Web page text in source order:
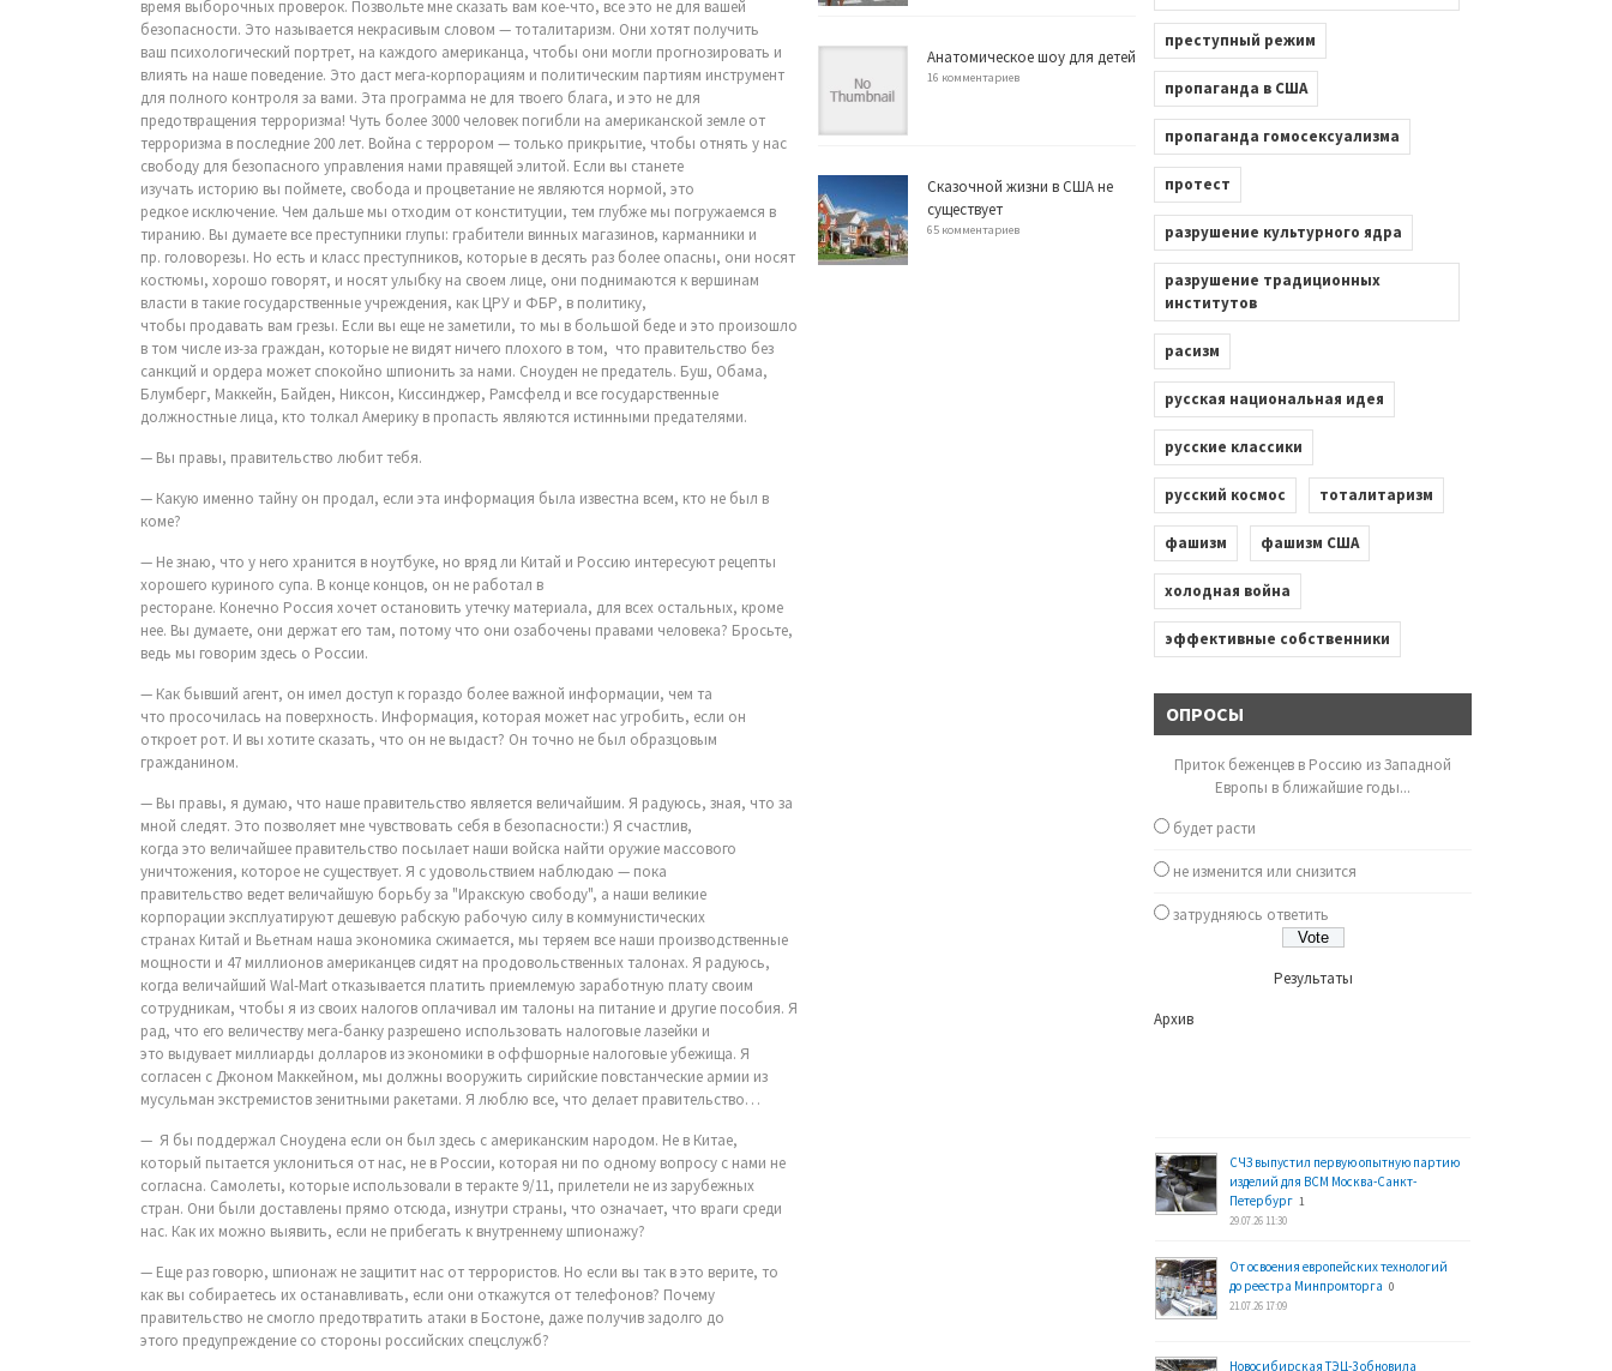
время выборочных проверок. Позвольте мне сказать вам кое-что, все это не для вашей
безопасности. Это называется некрасивым словом — тоталитаризм. Они хотят получить
ваш психологический портрет, на каждого американца, чтобы они могли прогнозировать и
влиять на наше поведение. Это даст мега-корпорациям и политическим партиям инструмент
для полного контроля за вами. Эта программа не для твоего блага, и это не для
предотвращения терроризма! Чуть более 3000 человек погибли на американской земле от
терроризма в последние 200 лет. Война с террором — только прикрытие, чтобы отнять у нас
свободу для безопасного управления нами правящей элитой. Если вы станете
изучать историю вы поймете, свобода и процветание не являются нормой, это
редкое исключение. Чем дальше мы отходим от конституции, тем глубже мы погружаемся в
тиранию. Вы думаете все преступники глупы: грабители винных магазинов, карманники и
пр. головорезы. Но есть и класс преступников, которые в десять раз более опасны, они носят
костюмы, хорошо говорят, и носят улыбку на своем лице, они поднимаются к вершинам
власти в такие государственные учреждения, как ЦРУ и ФБР, в политику,
чтобы продавать вам грезы. Если вы еще не заметили, то мы в большой беде и это произошло
в том числе из-за граждан, которые не видят ничего плохого в том, что правительство без
санкций и ордера может спокойно шпионить за нами. Сноуден не предатель. Буш, Обама,
Блумберг, Маккейн, Байден, Никсон, Киссинджер, Рамсфелд и все государственные
должностные лица, кто толкал Америку в пропасть являются истинными предателями.
— Вы правы, правительство любит тебя.
— Какую именно тайну он продал, если эта информация была известна всем, кто не был в
коме?
— Не знаю, что у него хранится в ноутбуке, но вряд ли Китай и Россию интересуют рецепты
хорошего куриного супа. В конце концов, он не работал в
ресторане. Конечно Россия хочет остановить утечку материала, для всех остальных, кроме
нее. Вы думаете, они держат его там, потому что они озабочены правами человека? Бросьте,
ведь мы говорим здесь о России.
— Как бывший агент, он имел доступ к гораздо более важной информации, чем та
что просочилась на поверхность. Информация, которая может нас угробить, если он
откроет рот. И вы хотите сказать, что он не выдаст? Он точно не был образцовым
гражданином.
— Вы правы, я думаю, что наше правительство является величайшим. Я радуюсь, зная, что за
мной следят. Это позволяет мне чувствовать себя в безопасности:) Я счастлив,
когда это величайшее правительство посылает наши войска найти оружие массового
уничтожения, которое не существует. Я с удовольствием наблюдаю — пока
правительство ведет величайшую борьбу за "Иракскую свободу", а наши великие
корпорации эксплуатируют дешевую рабскую рабочую силу в коммунистических
странах Китай и Вьетнам наша экономика сжимается, мы теряем все наши производственные
мощности и 47 миллионов американцев сидят на продовольственных талонах. Я радуюсь,
когда величайший Wal-Mart отказывается платить приемлемую заработную плату своим
сотрудникам, чтобы я из своих налогов оплачивал им талоны на питание и другие пособия. Я
рад, что его величеству мега-банку разрешено использовать налоговые лазейки и
это выдувает миллиарды долларов из экономики в оффшорные налоговые убежища. Я
согласен с Джоном Маккейном, мы должны вооружить сирийские повстанческие армии из
мусульман экстремистов зенитными ракетами. Я люблю все, что делает правительство…
— Я бы поддержал Сноудена если он был здесь с американским народом. Не в Китае,
который пытается уклониться от нас, не в России, которая ни по одному вопросу с нами не
согласна. Самолеты, которые использовали в теракте 9/11, прилетели не из зарубежных
стран. Они были доставлены прямо отсюда, изнутри страны, что означает, что враги среди
нас. Как их можно выявить, если не прибегать к внутреннему шпионажу?
— Еще раз говорю, шпионаж не защитит нас от террористов. Но если вы так в это верите, то
как вы собираетесь их останавливать, если они откажутся от телефонов? Почему
правительство не смогло предотвратить атаки в Бостоне, даже получив задолго до
этого предупреждение со стороны российских спецслужб?
Анатомическое шоу для детей
16 комментариев
Сказочной жизни в США не
существует
65 комментариев
преступный режим
пропаганда в США
пропаганда гомосексуализма
протест
разрушение культурного ядра
разрушение традиционных
институтов
расизм
русская национальная идея
русские классики
русский космос тоталитаризм
фашизм фашизм США
холодная война
эффективные собственники
ОПРОСЫ
Приток беженцев в Россию из Западной
Европы в ближайшие годы...
будет расти
не изменится или снизится
затрудняюсь ответить
Результаты
Архив
СЧЗ выпустил первую опытную партию
изделий для ВСМ Москва-Санкт-
Петербург 1
29.07.26 11:30
От освоения европейских технологий
до реестра Минпромторга 0
21.07.26 17:09
Новосибирская ТЭЦ-3 обновила